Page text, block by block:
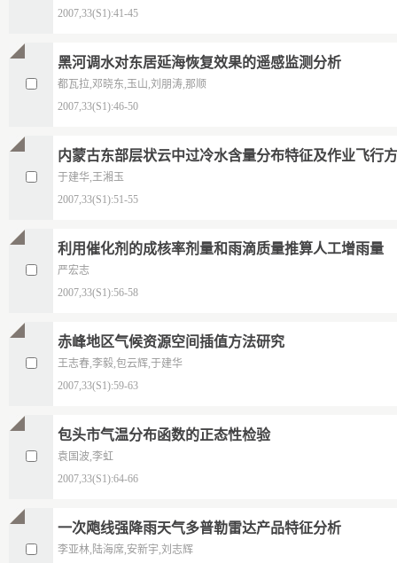
2007,33(S1):41-45
黑河调水对东居延海恢复效果的遥感监测分析
都瓦拉,邓晓东,玉山,刘朋涛,那顺
2007,33(S1):46-50
内蒙古东部层状云中过冷水含量分布特征及作业飞行
于建华,王湘玉
2007,33(S1):51-55
利用催化剂的成核率剂量和雨滴质量推算人工增雨量
严宏志
2007,33(S1):56-58
赤峰地区气候资源空间插值方法研究
王志春,李毅,包云辉,于建华
2007,33(S1):59-63
包头市气温分布函数的正态性检验
袁国波,李虹
2007,33(S1):64-66
一次飑线强降雨天气多普勒雷达产品特征分析
李亚林,陆海席,安新宇,刘志辉